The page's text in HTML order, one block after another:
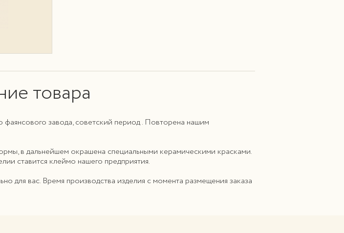
товара
завода, советский период . Повторена нашим
в дальнейшем окрашена специальными керамическими красками.
ставится клеймо нашего предприятия.
для вас. Время производства изделия с момента размещения заказа